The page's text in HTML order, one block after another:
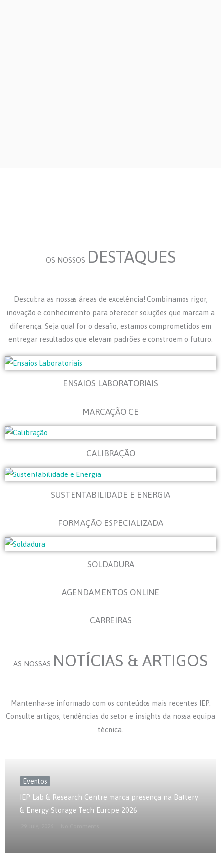
OS NOSSOS DESTAQUES
Descubra as nossas áreas de excelência! Combinamos rigor,
inovação e conhecimento para oferecer soluções que marcam a
diferença. Seja qual for o desafio, estamos comprometidos em
entregar resultados que elevam padrões e constroem o futuro.
ENSAIOS LABORATORIAIS
MARCAÇÃO CE
CALIBRAÇÃO
SUSTENTABILIDADE E ENERGIA
FORMAÇÃO ESPECIALIZADA
SOLDADURA
AGENDAMENTOS ONLINE
CARREIRAS
AS NOSSAS NOTÍCIAS & ARTIGOS
Mantenha-se informado com os conteúdos mais recentes IEP.
Consulte artigos, tendências do setor e insights da nossa equipa
técnica.
Eventos
IEP Lab & Research Centre marca presença na Battery
& Energy Storage Tech Europe 2026